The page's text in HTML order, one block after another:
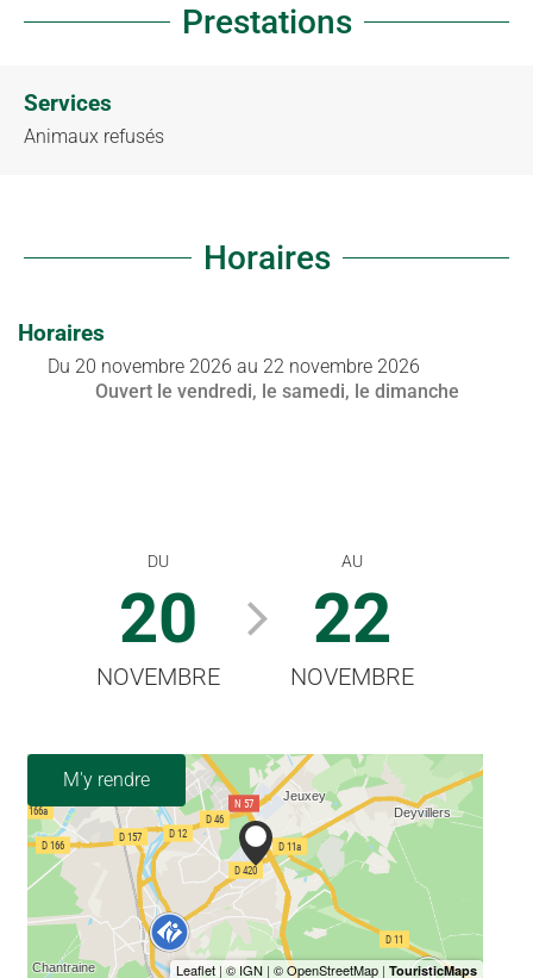
Prestations
Services
Animaux refusés
Horaires
Horaires
Du 20 novembre 2026 au 22 novembre 2026
Ouvert le vendredi, le samedi, le dimanche
DU
20
NOVEMBRE
AU
22
NOVEMBRE
M'y rendre